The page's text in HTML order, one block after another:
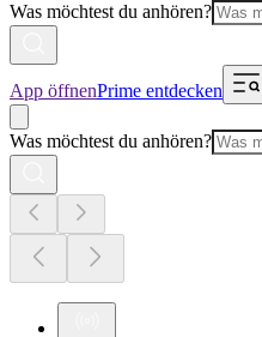
Was möchtest du anhören?
App öffnenPrime entdecken
Was möchtest du anhören?